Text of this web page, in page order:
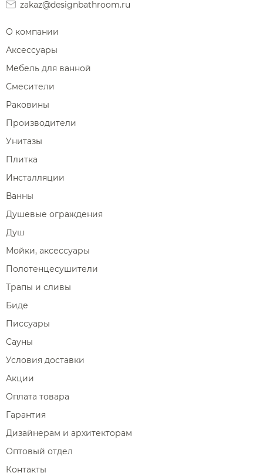
zakaz@designbathroom.ru
О компании
Аксессуары
Мебель для ванной
Смесители
Раковины
Производители
Унитазы
Плитка
Инсталляции
Ванны
Душевые ограждения
Душ
Мойки, аксессуары
Полотенцесушители
Трапы и сливы
Биде
Писсуары
Сауны
Условия доставки
Акции
Оплата товара
Гарантия
Дизайнерам и архитекторам
Оптовый отдел
Контакты